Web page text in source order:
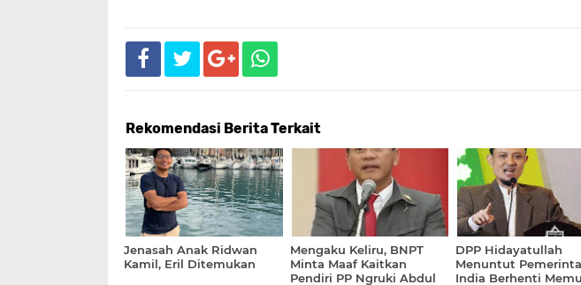
Rekomendasi Berita Terkait
Jenasah Anak Ridwan
Kamil, Eril Ditemukan
Mengaku Keliru, BNPT
Minta Maaf Kaitkan
Pendiri PP Ngruki Abdul
DPP Hidayatullah
Menuntut
India Berhenti